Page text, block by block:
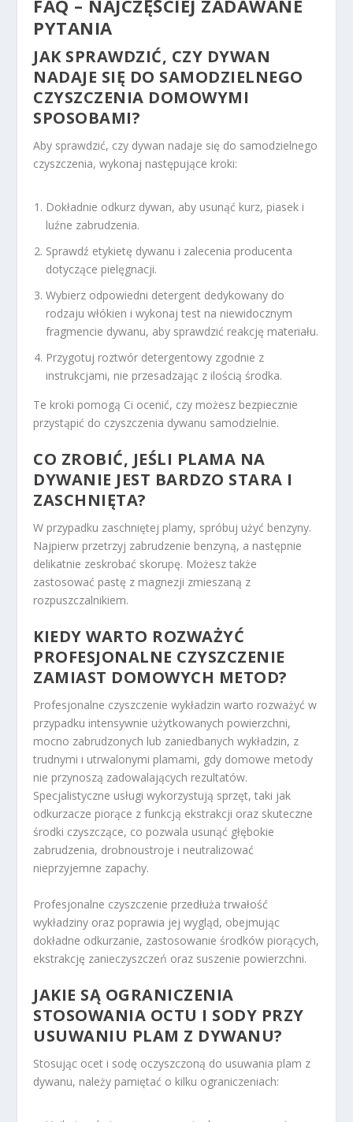
FAQ – NAJCZĘŚCIEJ ZADAWANE
PYTANIA
JAK SPRAWDZIĆ, CZY DYWAN
NADAJE SIĘ DO SAMODZIELNEGO
CZYSZCZENIA DOMOWYMI
SPOSOBAMI?
Aby sprawdzić, czy dywan nadaje się do samodzielnego
czyszczenia, wykonaj następujące kroki:
Dokładnie odkurz dywan, aby usunąć kurz, piasek i
luźne zabrudzenia.
Sprawdź etykietę dywanu i zalecenia producenta
dotyczące pielęgnacji.
Wybierz odpowiedni detergent dedykowany do
rodzaju włókien i wykonaj test na niewidocznym
fragmencie dywanu, aby sprawdzić reakcję materiału.
Przygotuj roztwór detergentowy zgodnie z
instrukcjami, nie przesadzając z ilością środka.
Te kroki pomogą Ci ocenić, czy możesz bezpiecznie
przystąpić do czyszczenia dywanu samodzielnie.
CO ZROBIĆ, JEŚLI PLAMA NA
DYWANIE JEST BARDZO STARA I
ZASCHNIĘTA?
W przypadku zaschniętej plamy, spróbuj użyć benzyny.
Najpierw przetrzyj zabrudzenie benzyną, a następnie
delikatnie zeskrobać skorupę. Możesz także
zastosować pastę z magnezji zmieszaną z
rozpuszczalnikiem.
KIEDY WARTO ROZWAŻYĆ
PROFESJONALNE CZYSZCZENIE
ZAMIAST DOMOWYCH METOD?
Profesjonalne czyszczenie wykładzin warto rozważyć w
przypadku intensywnie użytkowanych powierzchni,
mocno zabrudzonych lub zaniedbanych wykładzin, z
trudnymi i utrwalonymi plamami, gdy domowe metody
nie przynoszą zadowalających rezultatów.
Specjalistyczne usługi wykorzystują sprzęt, taki jak
odkurzacze piorące z funkcją ekstrakcji oraz skuteczne
środki czyszczące, co pozwala usunąć głębokie
zabrudzenia, drobnoustroje i neutralizować
nieprzyjemne zapachy.
Profesjonalne czyszczenie przedłuża trwałość
wykładziny oraz poprawia jej wygląd, obejmując
dokładne odkurzanie, zastosowanie środków piorących,
ekstrakcję zanieczyszczeń oraz suszenie powierzchni.
JAKIE SĄ OGRANICZENIA
STOSOWANIA OCTU I SODY PRZY
USUWANIU PLAM Z DYWANU?
Stosując ocet i sodę oczyszczoną do usuwania plam z
dywanu, należy pamiętać o kilku ograniczeniach: